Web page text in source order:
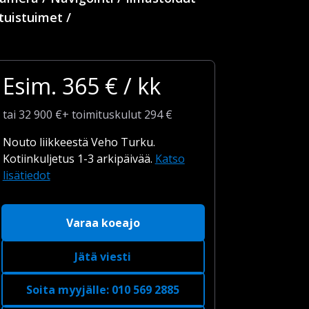
/
Esim. 365 € / kk
tai 32 900 €+ toimituskulut 294 €
Nouto liikkeestä Veho Turku.
Kotiinkuljetus 1-3 arkipäivää. Katso
lisätiedot
Varaa koeajo
Jätä viesti
Soita myyjälle: 010 569 2885